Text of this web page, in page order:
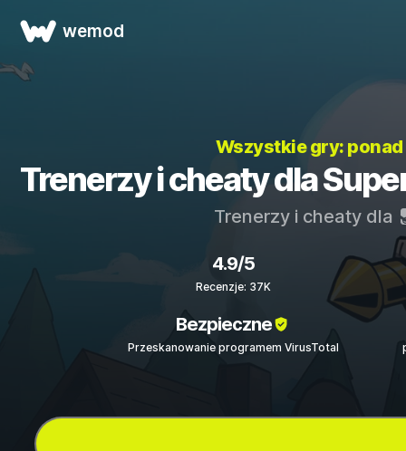
wemod
Wszystkie gry:
Trenerzy i cheaty dla
Trenerzy i cheaty dla
4.9/5
Recenzje: 37K
Bezpieczne
Przeskanowanie programem VirusTotal